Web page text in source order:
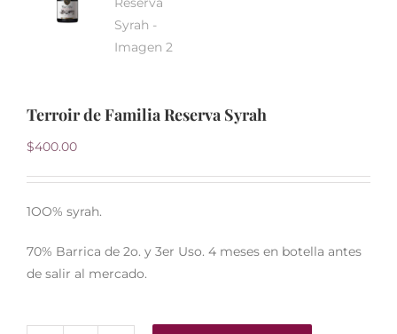
Terroir de Familia Reserva Syrah
$400.00
1OO% syrah.
70% Barrica de 2o. y 3er Uso. 4 meses en botella antes
de salir al mercado.